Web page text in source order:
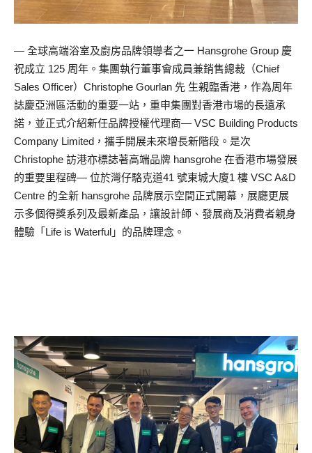
— 全球高端浴室及廚房品牌領導者之一 Hansgrohe Group 慶
祝成立 125 周年。集團執行董事會成員兼銷售總裁（Chief
Sales Officer）Christophe Gourlan 先 生親臨香港，作為周年
誌慶亞洲區活動的重要一站，重申集團對香港市場的長遠承
諾，並正式介紹新任品牌授權代理商— VSC Building Products
Company Limited，攜手開展未來增長新階段。是次
Christophe 訪港亦標誌著高端品牌 hansgrohe 在香港市場發展
的重要里程碑— 位於灣仔駱克道41 號東城大廈1 樓 VSC A&D
Centre 的全新 hansgrohe 品牌展示空間正式開幕，展廳更展
示多個得獎系列及最新產品，讓設計師、發展商及消費者親身
體驗「Life is Waterful」的品牌理念。